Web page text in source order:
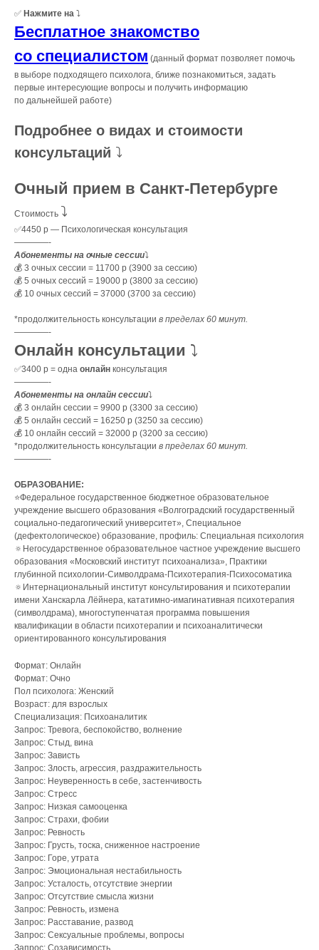
✅ Нажмите на ⤵️
Бесплатное знакомство
со специалистом (данный формат позволяет помочь
в выборе подходящего психолога, ближе познакомиться, задать
первые интересующие вопросы и получить информацию
по дальнейшей работе)
Подробнее о видах и стоимости
консультаций ⤵️
Очный прием в Санкт-Петербурге
Стоимость ⤵️
✅4450 р — Психологическая консультация
————-
Абонементы на очные сессии⤵️
💰 3 очных сессии = 11700 р (3900 за сессию)
💰 5 очных сессий = 19000 р (3800 за сессию)
💰 10 очных сессий = 37000 (3700 за сессию)
*продолжительность консультации в пределах 60 минут.
————-
Онлайн консультации ⤵️
✅3400 р = одна онлайн консультация
————-
Абонементы на онлайн сессии⤵️
💰 3 онлайн сессии = 9900 р (3300 за сессию)
💰 5 онлайн сессий = 16250 р (3250 за сессию)
💰 10 онлайн сессий = 32000 р (3200 за сессию)
*продолжительность консультации в пределах 60 минут.
————-
ОБРАЗОВАНИЕ:
⭐️Федеральное государственное бюджетное образовательное
учреждение высшего образования «Волгоградский государственный
социально-педагогический университет», Специальное
(дефектологическое) образование, профиль: Специальная психология
🔅Негосударственное образовательное частное учреждение высшего
образования «Московский институт психоанализа», Практики
глубинной психологии-Символдрама-Психотерапия-Психосоматика
🔅Интернациональный институт консультирования и психотерапии
имени Ханскарла Лёйнeра, кататимно-имагинативная психотерапия
(символдрама), многоступенчатая программа повышения
квалификации в области психотерапии и психоаналитически
ориентированного консультирования
Формат: Онлайн
Формат: Очно
Пол психолога: Женский
Возраст: для взрослых
Специализация: Психоаналитик
Запрос: Тревога, беспокойство, волнение
Запрос: Стыд, вина
Запрос: Зависть
Запрос: Злость, агрессия, раздражительность
Запрос: Неуверенность в себе, застенчивость
Запрос: Стресс
Запрос: Низкая самооценка
Запрос: Страхи, фобии
Запрос: Ревность
Запрос: Грусть, тоска, сниженное настроение
Запрос: Горе, утрата
Запрос: Эмоциональная нестабильность
Запрос: Усталость, отсутствие энергии
Запрос: Отсутствие смысла жизни
Запрос: Ревность, измена
Запрос: Расставание, развод
Запрос: Сексуальные проблемы, вопросы